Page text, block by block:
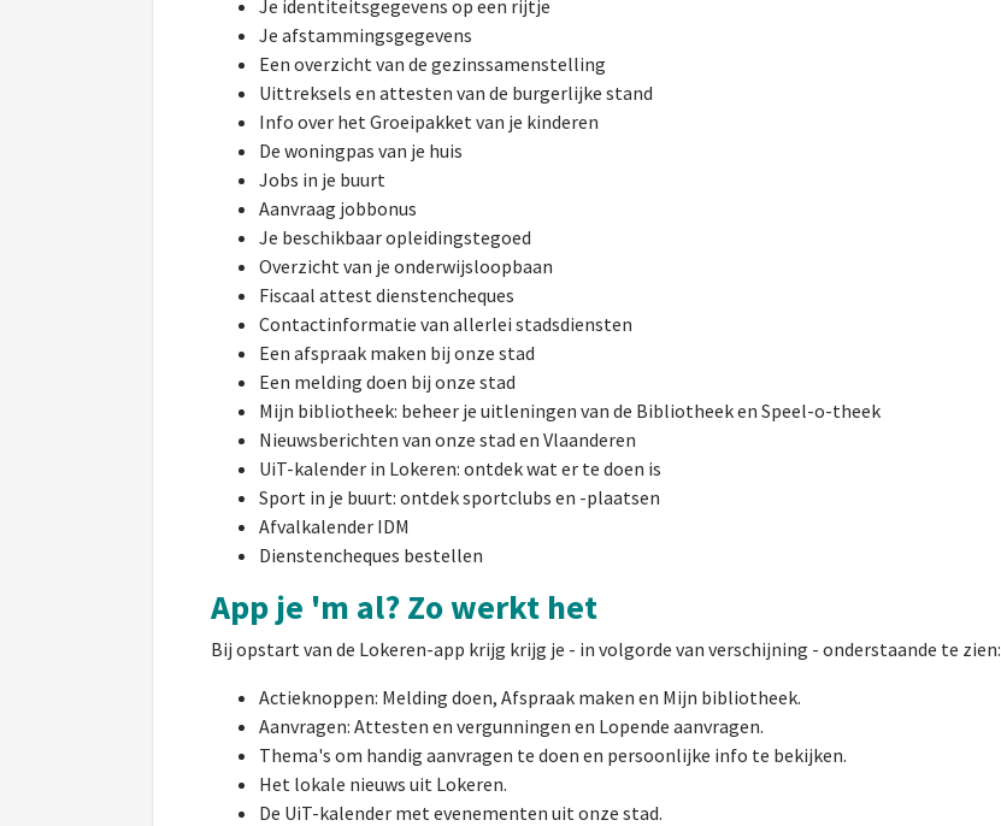
Je identiteitsgegevens op een rijtje
Je afstammingsgegevens
Een overzicht van de gezinssamenstelling
Uittreksels en attesten van de burgerlijke stand
Info over het Groeipakket van je kinderen
De woningpas van je huis
Jobs in je buurt
Aanvraag jobbonus
Je beschikbaar opleidingstegoed
Overzicht van je onderwijsloopbaan
Fiscaal attest dienstencheques
Contactinformatie van allerlei stadsdiensten
Een afspraak maken bij onze stad
Een melding doen bij onze stad
Mijn bibliotheek: beheer je uitleningen van de Bibliotheek en Speel-o-theek
Nieuwsberichten van onze stad en Vlaanderen
UiT-kalender in Lokeren: ontdek wat er te doen is
Sport in je buurt: ontdek sportclubs en -plaatsen
Afvalkalender IDM
Dienstencheques bestellen
App je 'm al? Zo werkt het
Bij opstart van de Lokeren-app krijg krijg je - in volgorde van verschijning - onderstaande te zien:
Actieknoppen: Melding doen, Afspraak maken en Mijn bibliotheek.
Aanvragen: Attesten en vergunningen en Lopende aanvragen.
Thema's om handig aanvragen te doen en persoonlijke info te bekijken.
Het lokale nieuws uit Lokeren.
De UiT-kalender met evenementen uit onze stad.